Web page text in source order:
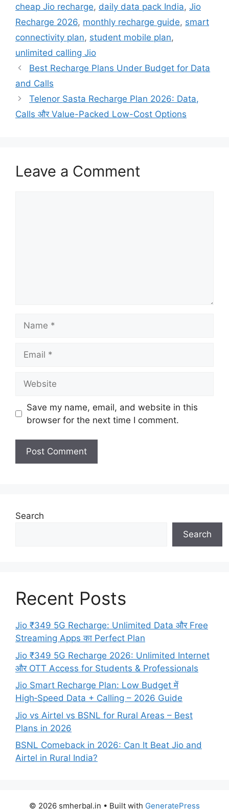
cheap Jio recharge, daily data pack India, Jio
Recharge 2026, monthly recharge guide, smart
connectivity plan, student mobile plan,
unlimited calling Jio
Best Recharge Plans Under Budget for Data
and Calls
Telenor Sasta Recharge Plan 2026: Data,
Calls और Value-Packed Low-Cost Options
Leave a Comment
Save my name, email, and website in this
browser for the next time I comment.
Search
Search
Recent Posts
Jio ₹349 5G Recharge: Unlimited Data और Free
Streaming Apps का Perfect Plan
Jio ₹349 5G Recharge 2026: Unlimited Internet
और OTT Access for Students & Professionals
Jio Smart Recharge Plan: Low Budget में
High‑Speed Data + Calling – 2026 Guide
Jio vs Airtel vs BSNL for Rural Areas – Best
Plans in 2026
BSNL Comeback in 2026: Can It Beat Jio and
Airtel in Rural India?
© 2026 smherbal.in • Built with GeneratePress